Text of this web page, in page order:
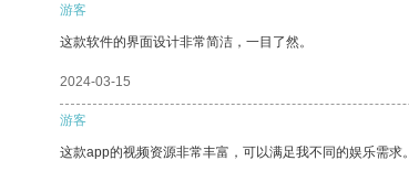
游客
这款软件的界面设计非常简洁，一目了然。
2024-03-15
游客
这款app的视频资源非常丰富，可以满足我不同的娱乐需求。